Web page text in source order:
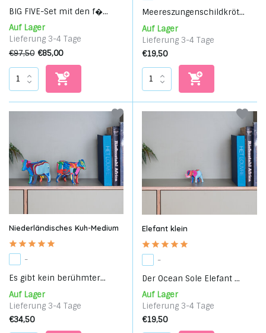
BIG FIVE-Set mit den f�...
Auf Lager
Lieferung 3-4 Tage
€97,50 €85,00
Meereszungenschildkröt...
Auf Lager
Lieferung 3-4 Tage
€19,50
Niederländisches Kuh-Medium
-
Es gibt kein berühmter...
Auf Lager
Lieferung 3-4 Tage
€34,50
Elefant klein
-
Der Ocean Sole Elefant ...
Auf Lager
Lieferung 3-4 Tage
€19,50